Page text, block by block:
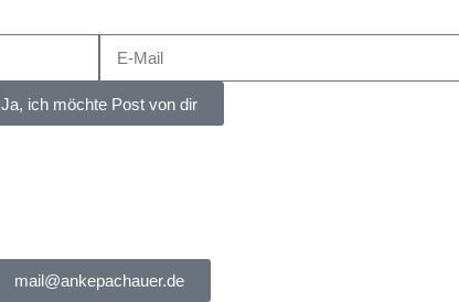
Ja, ich möchte Post von dir
mail@ankepachauer.de